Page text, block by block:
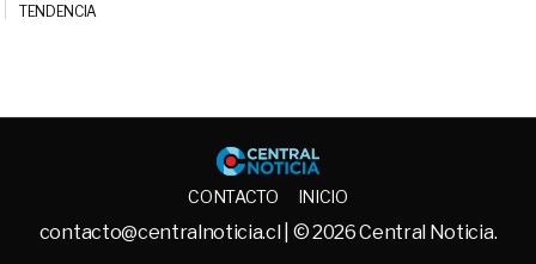
TENDENCIA
Central
CONTACTO INICIO
contacto@centralnoticia.cl | © 2026 Central Noticia.